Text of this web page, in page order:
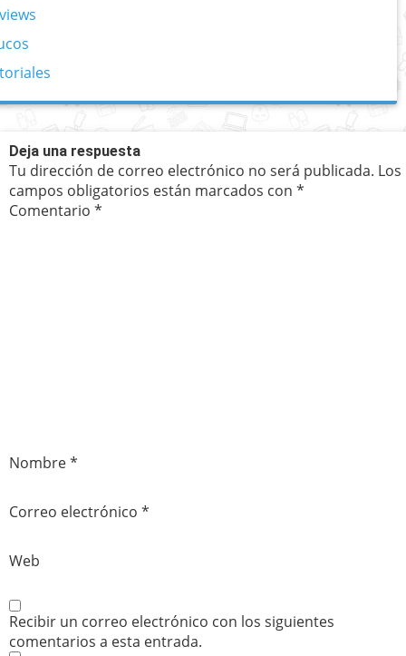
Deja una respuesta
Tu dirección de correo electrónico no será publicada. Los
campos obligatorios están marcados con *
Comentario *
Nombre*
Correo electrónico *
Web
Recibir un correo electrónico con los siguientes
comentarios a esta entrada.